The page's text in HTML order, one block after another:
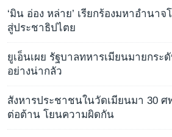
‘มิน อ่อง หล่าย’ เรียกร้องมหาอำนา
สู่ประชาธิปไตย
ยูเอ็นเผย รัฐบาลทหารเมียนมายกระ
อย่างน่ากลัว
สังหารประชาชนในวัดเมียนมา 30 ศ
ต่อต้าน โยนความผิดกัน